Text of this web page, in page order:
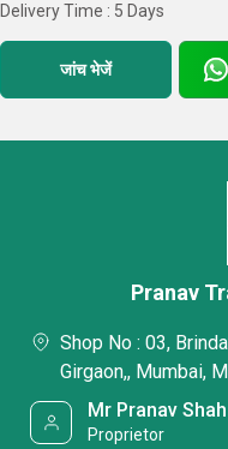
Delivery Time : 5 Days
जांच भेजें
Pranav
Shop No : 03,
Girgaon,, Mumbai,
Mr Pranav Shah
Proprietor